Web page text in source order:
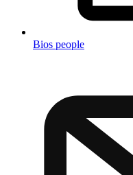
Bios people